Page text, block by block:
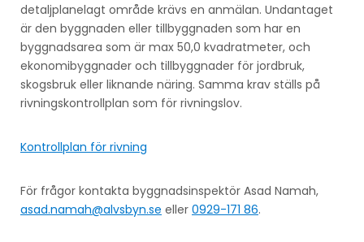
detaljplanelagt område krävs en anmälan. Undantaget
är den byggnaden eller tillbyggnaden som har en
byggnadsarea som är max 50,0 kvadratmeter, och
ekonomibyggnader och tillbyggnader för jordbruk,
skogsbruk eller liknande näring. Samma krav ställs på
rivningskontrollplan som för rivningslov.
Kontrollplan för rivning
För frågor kontakta byggnadsinspektör Asad Namah,
asad.namah@alvsbyn.se eller 0929-171 86.